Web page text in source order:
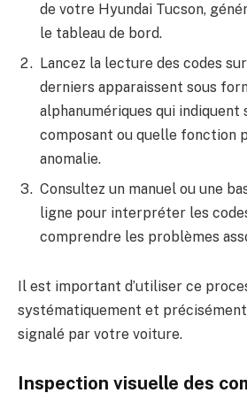
de votre Hyundai Tucson,
le tableau de bord.
Lancez la lecture des codes sur
derniers apparaissent sous
alphanumériques qui
composant ou quelle fonction
anomalie.
Consultez un manuel ou une
ligne pour interpréter les
comprendre les problèmes
Il est important d’utiliser ce
systématiquement et
signalé par votre voiture.
Inspection visuelle des